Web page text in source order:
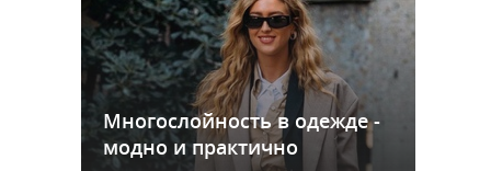
Многослойность в одежде -
модно и практично